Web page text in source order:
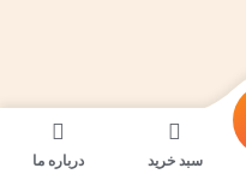
درباره ما سبد خرید